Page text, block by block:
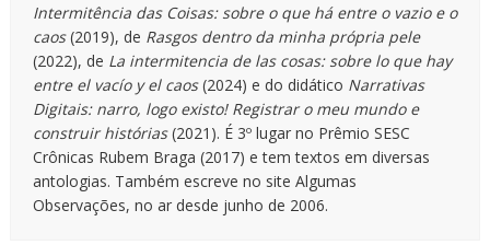
Intermitência das Coisas: sobre o que há entre o vazio e o
caos(2019), de Rasgos dentro da minha própria pele
(2022), de La intermitencia de las cosas: sobre lo que hay
entre el vacío y el caos(2024) e do didático Narrativas
Digitais: narro, logo existo! Registrar o meu mundo e
construir histórias(2021). É 3º lugar no Prêmio SESC
Crônicas Rubem Braga (2017) e tem textos em diversas
antologias. Também escreve no site Algumas
Observações, no ar desde junho de 2006.